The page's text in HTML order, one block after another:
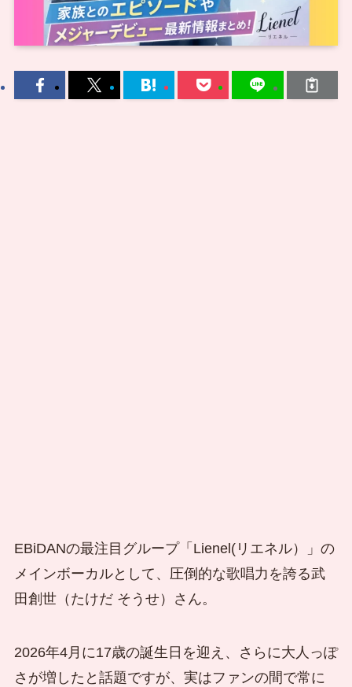
EBiDANの最注目グループ「Lienel(リエネル）」の
メインボーカルとして、圧倒的な歌唱力を誇る武
田創世（たけだ そうせ）さん。
2026年4月に17歳の誕生日を迎え、さらに大人っぽ
さが増したと話題ですが、実はファンの間で常に